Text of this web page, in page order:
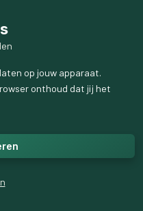
op jouw apparaat.
onthoud dat jij het